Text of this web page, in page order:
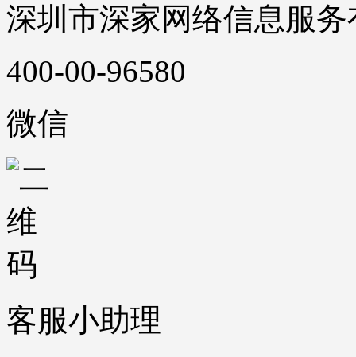
深圳市深家网络信息服
400-00-96580
微信
客服小助理